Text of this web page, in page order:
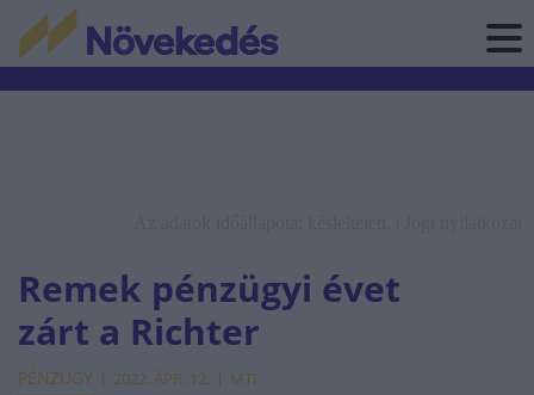
Remek pénzügyi évet
zárt a Richter
PÉNZÜGY 2022. ÁPR. 12. MTI